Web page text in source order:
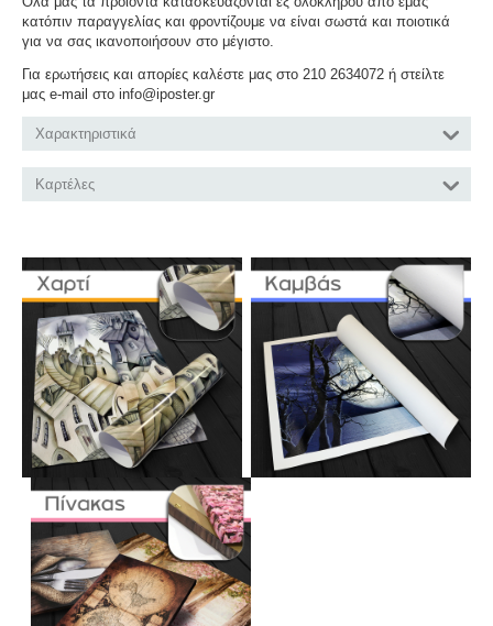
κατόπιν παραγγελίας και φροντίζουμε να είναι σωστά και ποιοτικά
για να σας ικανοποιήσουν στο μέγιστο.
Για ερωτήσεις και απορίες καλέστε μας στο 210 2634072 ή στείλτε
μας e-mail στο info@iposter.gr
Χαρακτηριστικά
Καρτέλες